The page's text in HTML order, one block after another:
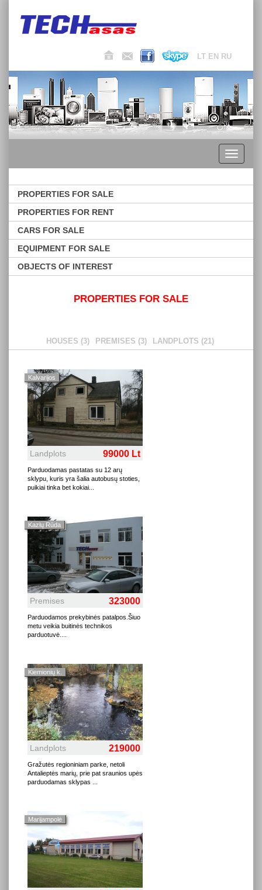
LT EN RU
Toggle
PROPERTIES FOR SALE
PROPERTIES FOR RENT
CARS FOR SALE
EQUIPMENT FOR SALE
OBJECTS OF INTEREST
PROPERTIES FOR SALE
HOUSES (3) PREMISES (3) LANDPLOTS (21)
Kalvarijos
Landplots 99000 Lt
Parduodamas pastatas su 12 arų
sklypu, kuris yra šalia autobusų stoties,
puikiai tinka bet kokiai
Kazlų Rūda
Premises 323000
Parduodamos prekybinės patalpos.Šiuo
metu veikia buitinės technikos
parduotuvė.
Kiemionių k.
Landplots 219000
Gražutės regioniniam parke, netoli
Antalieptės marių, prie pat sraunios upės
parduodamas sklypas
Marijampolė